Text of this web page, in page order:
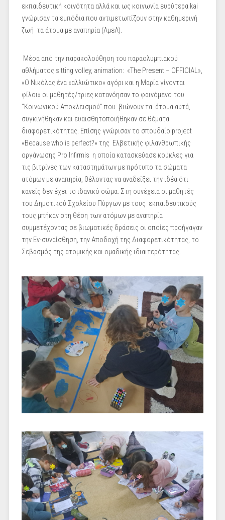
εκπαιδευτική κοινότητα αλλά και ως κοινωνία ευρύτερα kai
γνώρισαν τα εμπόδια που αντιμετωπίζουν στην καθημερινή
ζωή τα άτομα με αναπηρία (ΑμεΑ).
Μέσα από την παρακολούθηση του παραολυμπιακού
αθλήματος sitting volley, animation: «The Present – OFFICIAL»,
«O Νικόλας ένα «αλλιώτικο» αγόρι και η Μαρία γίνονται
φίλοι» οι μαθητές/τριες κατανόησαν το φαινόμενο του
"Κοινωνικού Αποκλεισμού" που βιώνουν τα άτομα αυτά,
συγκινήθηκαν και ευαισθητοποιήθηκαν σε θέματα
διαφορετικότητας. Επίσης γνώρισαν το σπουδαίο project
«Because who is perfect?» της Ελβετικής φιλανθρωπικής
οργάνωσης Pro Infirmis η οποία κατασκεύασε κούκλες για
τις βιτρίνες των καταστημάτων με πρότυπο τα σώματα
ατόμων με αναπηρία, θέλοντας να αναδείξει την ιδέα ότι
κανείς δεν έχει το ιδανικό σώμα. Στη συνέχεια οι μαθητές
του Δημοτικού Σχολείου Πύργων με τους εκπαιδευτικούς
τους μπήκαν στη θέση των ατόμων με αναπηρία
συμμετέχοντας σε βιωματικές δράσεις οι οποίες προήγαγαν
την Εν-συναίσθηση, την Αποδοχή της Διαφορετικότητας, το
Σεβασμός της ατομικής και ομαδικής ιδιαιτερότητας.